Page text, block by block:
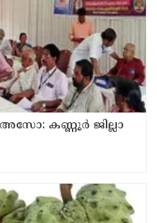
കണ്ണൂർ ജില്ലാ